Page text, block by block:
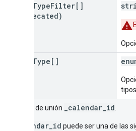
TypeFilter[]
(deprecated)
Type[]
Campo de unión _calendar_id
_calendar_id puede ser una de las